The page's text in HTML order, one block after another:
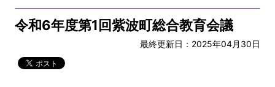
令和6年度第1回紫波町総合教育会議
最終更新日：2025年04月30日